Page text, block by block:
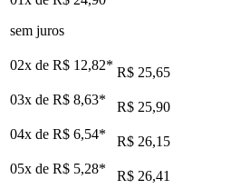
sem juros
02x de R$ 12,82* R$ 25,65
03x de R$ 8,63*
R$ 25,90
04x de R$ 6,54*
R$ 26,15
05x de R$ 5,28*
R$ 26,41